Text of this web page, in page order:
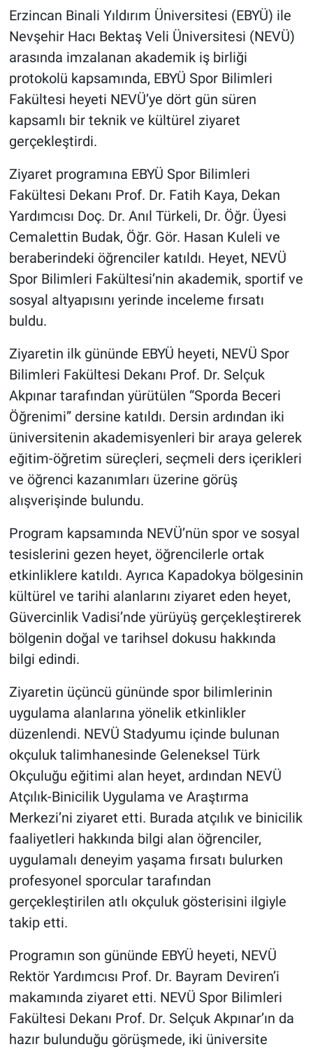
Erzincan Binali Yıldırım Üniversitesi (EBYÜ) ile
Nevşehir Hacı Bektaş Veli Üniversitesi (NEVÜ)
arasında imzalanan akademik iş birliği
protokolü kapsamında, EBYÜ Spor Bilimleri
Fakültesi heyeti NEVÜ’ye dört gün süren
kapsamlı bir teknik ve kültürel ziyaret
gerçekleştirdi.
Ziyaret programına EBYÜ Spor Bilimleri
Fakültesi Dekanı Prof. Dr. Fatih Kaya, Dekan
Yardımcısı Doç. Dr. Anıl Türkeli, Dr. Öğr. Üyesi
Cemalettin Budak, Öğr. Gör. Hasan Kuleli ve
beraberindeki öğrenciler katıldı. Heyet, NEVÜ
Spor Bilimleri Fakültesi’nin akademik, sportif ve
sosyal altyapısını yerinde inceleme fırsatı
buldu.
Ziyaretin ilk gününde EBYÜ heyeti, NEVÜ Spor
Bilimleri Fakültesi Dekanı Prof. Dr. Selçuk
Akpınar tarafından yürütülen “Sporda Beceri
Öğrenimi” dersine katıldı. Dersin ardından iki
üniversitenin akademisyenleri bir araya gelerek
eğitim-öğretim süreçleri, seçmeli ders içerikleri
ve öğrenci kazanımları üzerine görüş
alışverişinde bulundu.
Program kapsamında NEVÜ’nün spor ve sosyal
tesislerini gezen heyet, öğrencilerle ortak
etkinliklere katıldı. Ayrıca Kapadokya bölgesinin
kültürel ve tarihi alanlarını ziyaret eden heyet,
Güvercinlik Vadisi’nde yürüyüş gerçekleştirerek
bölgenin doğal ve tarihsel dokusu hakkında
bilgi edindi.
Ziyaretin üçüncü gününde spor bilimlerinin
uygulama alanlarına yönelik etkinlikler
düzenlendi. NEVÜ Stadyumu içinde bulunan
okçuluk talimhanesinde Geleneksel Türk
Okçuluğu eğitimi alan heyet, ardından NEVÜ
Atçılık-Binicilik Uygulama ve Araştırma
Merkezi’ni ziyaret etti. Burada atçılık ve binicilik
faaliyetleri hakkında bilgi alan öğrenciler,
uygulamalı deneyim yaşama fırsatı bulurken
profesyonel sporcular tarafından
gerçekleştirilen atlı okçuluk gösterisini ilgiyle
takip etti.
Programın son gününde EBYÜ heyeti, NEVÜ
Rektör Yardımcısı Prof. Dr. Bayram Deviren’i
makamında ziyaret etti. NEVÜ Spor Bilimleri
Fakültesi Dekanı Prof. Dr. Selçuk Akpınar’ın da
hazır bulunduğu görüşmede, iki üniversite
Aksaray
Kırşehir
Yerel
Genel
Asayiş
Kültür - Sanat
Politika
Magazin
Çevre
Haberde İnsan